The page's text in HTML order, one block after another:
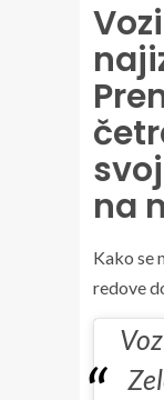
na
Kako se
redove